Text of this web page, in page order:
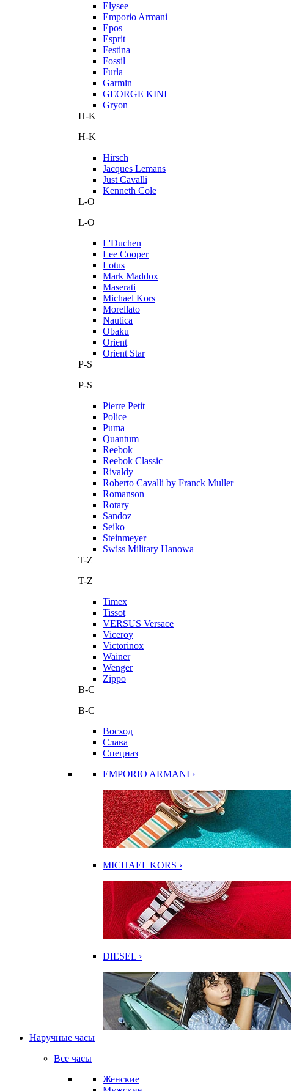
Elysee
Emporio Armani
Epos
Esprit
Festina
Fossil
Furla
Garmin
GEORGE KINI
Gryon
H-K
H-K
Hirsch
Jacques Lemans
Just Cavalli
Kenneth Cole
L-O
L-O
L'Duchen
Lee Cooper
Lotus
Mark Maddox
Maserati
Michael Kors
Morellato
Nautica
Obaku
Orient
Orient Star
P-S
P-S
Pierre Petit
Police
Puma
Quantum
Reebok
Reebok Classic
Rivaldy
Roberto Cavalli by Franck Muller
Romanson
Rotary
Sandoz
Seiko
Steinmeyer
Swiss Military Hanowa
T-Z
T-Z
Timex
Tissot
VERSUS Versace
Viceroy
Victorinox
Wainer
Wenger
Zippo
В-С
В-С
Восход
Слава
Спецназ
EMPORIO ARMANI ›
MICHAEL KORS ›
DIESEL ›
Наручные часы
Все часы
Женские